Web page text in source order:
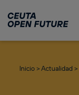
contenido
principal
Inicio >Actualidad >